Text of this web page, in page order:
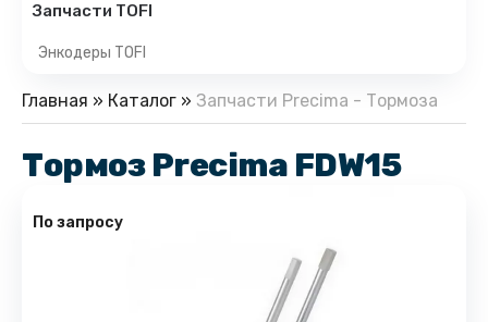
Запчасти TOFI
Энкодеры TOFI
Главная » Каталог » Запчасти Precima - Тормоза
Тормоз Precima FDW15
По запросу